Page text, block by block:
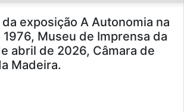
exposição A Autonomia na
Museu de Imprensa da
abril de 2026, Câmara de
Madeira.